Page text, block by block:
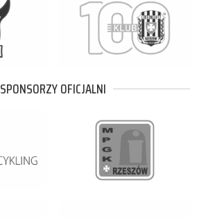
SPONSORZY OFICJALNI